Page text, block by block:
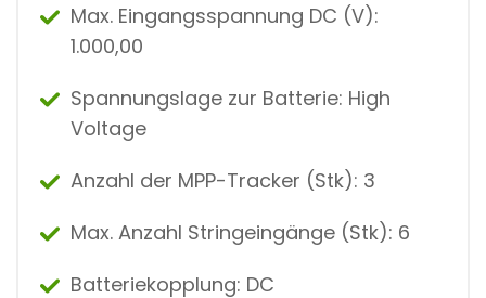
Max. Eingangsspannung DC (V):
1.000,00
Spannungslage zur Batterie: High
Voltage
Anzahl der MPP-Tracker (Stk): 3
Max. Anzahl Stringeingänge (Stk): 6
Batteriekopplung: DC